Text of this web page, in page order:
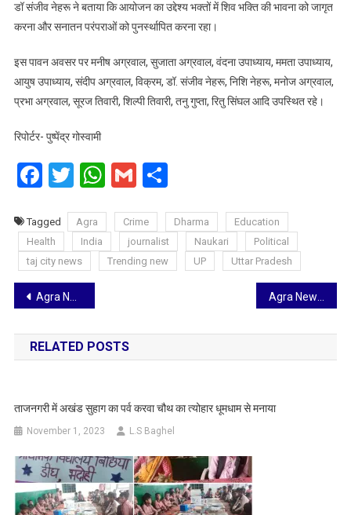
डॉ संजीव नेहरू ने बताया कि आयोजन का उद्देश्य भक्तों में शिव भक्ति की भावना को जागृत
करना और सनातन परंपराओं को पुनर्स्थापित करना रहा।
इस पावन अवसर पर मनीष अग्रवाल, सुजाता अग्रवाल, वंदना उपाध्याय, ममता उपाध्याय,
आयुष उपाध्याय, संदीप अग्रवाल, विक्रम, डॉ. संजीव नेहरू, निशि नेहरू, मनोज अग्रवाल,
प्रभा अग्रवाल, सूरज तिवारी, शिल्पी तिवारी, तनु गुप्ता, रितु सिंघल आदि उपस्थित रहे।
रिपोर्टर- पुष्पेंद्र गोस्वामी
Facebook
Twitter
WhatsApp
GmailShare
Tagged Agra Crime Dharma
Education
Health
India journalist Naukari
Political
taj city news
Trending new UP Uttar Pradesh
Post
navigation
Agra News: जिला पंचायत अध्यक्ष ने आगरा की जल समस्या और सड़क विकास को लेकर की CM योगी से मुलाकात, सौंपा विस्तृत ज्ञापन
RELATED POSTS
ताजनगरी में अखंड सुहाग का पर्व करवा चौथ का त्योहार धूमधाम से मनाया
November 1, 2023 L.S Baghel